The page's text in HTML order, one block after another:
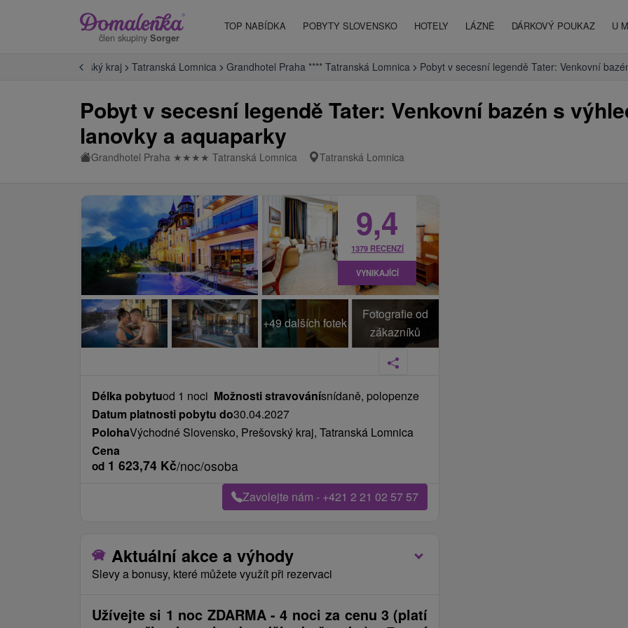
člen skupiny Sorger
TOP NABÍDKA POBYTY SLOVENSKO HOTELY LÁZNĚ DÁRKOVÝ POUKAZ U
Prešovský kraj Tatranská Lomnica Grandhotel Praha **** Tatranská Lomnica Pobyt v secesní legendě Tater: Venkovní
Pobyt v secesní legendě Tater: Venkovní bazén s
lanovky a aquaparky
Grandhotel Praha ★ ★ ★ ★ Tatranská Lomnica Tatranská Lomnica
+49 dalších fotek
Fotografie od
zákazníků
9,4
1379 RECENZÍ
VYNIKAJÍCÍ
Délka pobytuod 1 noci Možnosti stravovánísnídaně, polopenze
Datum platnosti pobytu do30.04.2027
PolohaVýchodné Slovensko, Prešovský kraj, Tatranská Lomnica
Cena
od 1 623,74 Kč/noc/osoba
Zavolejte nám - +421 2 21 02 57 57
Aktuální akce a výhody
Slevy a bonusy, které můžete využít při rezervaci
Užívejte si 1 noc ZDARMA - 4 noci za cenu 3 (platí